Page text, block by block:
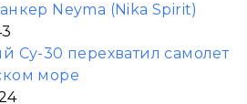
Neyma (Nika Spirit)
Су-30 перехватил самолет
море